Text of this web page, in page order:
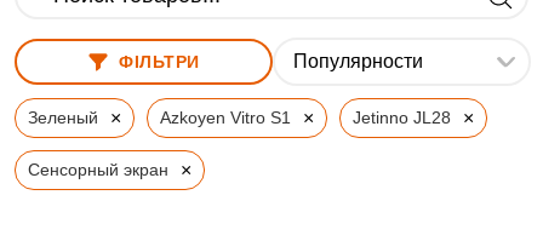
ФІЛЬТРИ
Зеленый × Azkoyen Vitro S1 × Jetinno JL28 ×
Сенсорный экран ×